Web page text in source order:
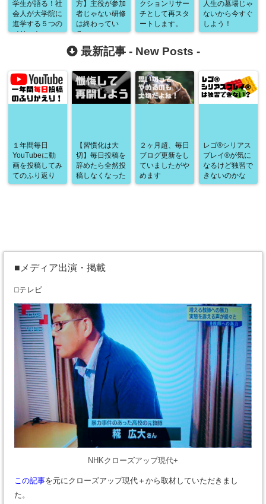
学生が語る！社
会人が大学院に
進学する５つの
メリット
方】主役が参加
者じゃない研修
は終わってい
る。
クションリサー
チとして再スタ
ートします。
人生の墓場じゃ
ないから今すぐ
しよう！
最新記事 - New Posts -
１年間毎日
YouTubeに動
画を投稿してみ
てのふり返り
【習慣化は大
切】毎日投稿を
辞めたら全然投
稿しなくなった
２ヶ月超、毎日
ブログ更新をし
ていましたがや
めます
レゴ®シリアス
プレイ®が気に
なるけど独習で
きないのかな
■メディア出演・掲載
□テレビ
NHKクローズアップ現代+
この記事を元にクローズアップ現代＋から取材していただきまし
た。